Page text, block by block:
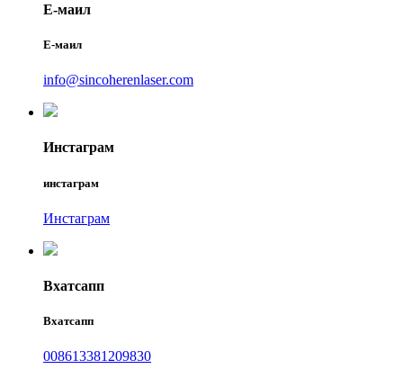
Е-маил
Е-маил
info@sincoherenlaser.com
Инстаграм
инстаграм
Инстаграм
Вхатсапп
Вхатсапп
008613381209830